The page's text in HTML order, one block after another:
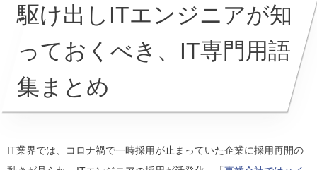
駆け出しITエンジニアが知
っておくべき、IT専門用語
集まとめ
IT業界では、コロナ禍で一時採用が止まっていた企業に採用再開の